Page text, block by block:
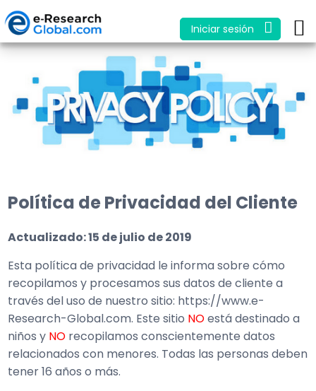
Iniciar sesión
Política de Privacidad del Cliente
Actualizado: 15 de julio de 2019
Esta política de privacidad le informa sobre cómo
recopilamos y procesamos sus datos de cliente a
través del uso de nuestro sitio: https://www.e-
Research-Global.com. Este sitio NOestá destinado a
niños y NO recopilamos conscientemente datos
relacionados con menores. Todas las personas deben
tener 16 años o más.